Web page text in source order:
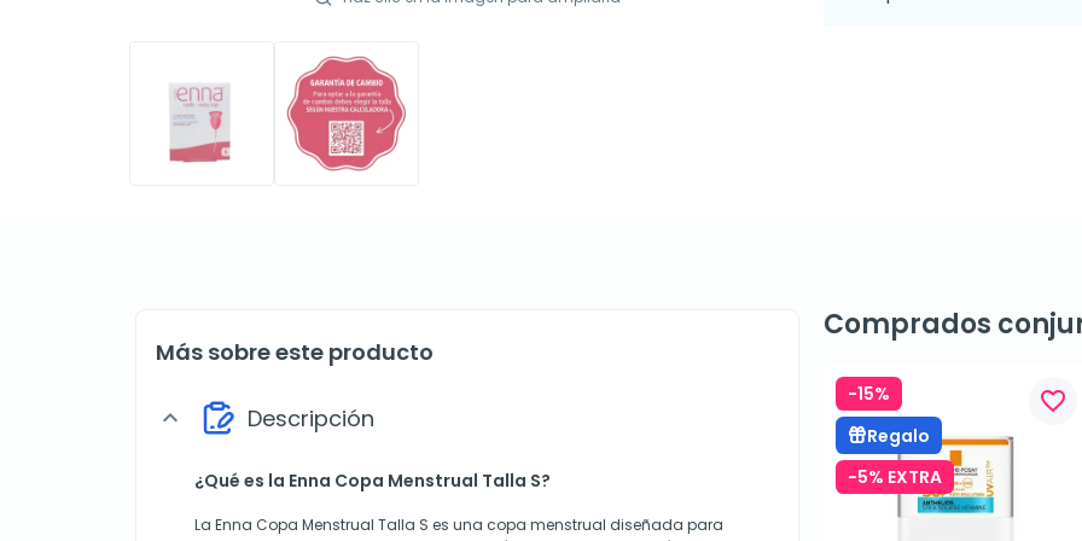
Más sobre este producto
expand_more Descripción
¿Qué es la Enna Copa Menstrual Talla S?
La Enna Copa Menstrual Talla S es una copa menstrual diseñada para
Comprados
-15%
Regalo
-5% EXTRA
favorite_border